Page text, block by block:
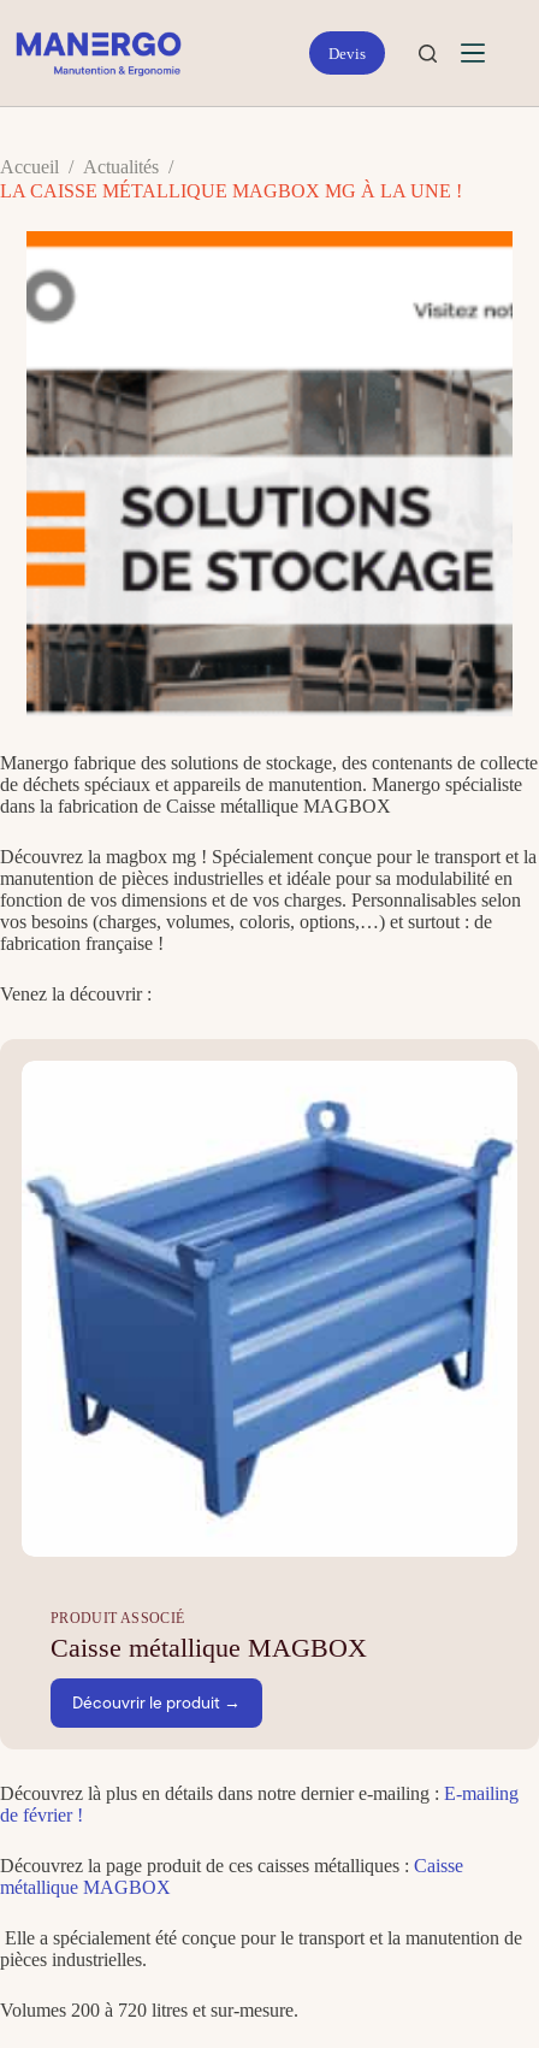
au
contenu
Accueil / Actualités /
LA CAISSE MÉTALLIQUE MAGBOX MG À LA UNE !
Manergo fabrique des solutions de stockage, des contenants de collecte
de déchets spéciaux et appareils de manutention. Manergo spécialiste
dans la fabrication de Caisse métallique MAGBOX
Découvrez la magbox mg ! Spécialement conçue pour le transport et la
manutention de pièces industrielles et idéale pour sa modulabilité en
fonction de vos dimensions et de vos charges. Personnalisables selon
vos besoins (charges, volumes, coloris, options,…) et surtout : de
fabrication française !
Venez la découvrir :
PRODUIT ASSOCIÉ
Caisse métallique MAGBOX
Découvrir le produit →
Découvrez là plus en détails dans notre dernier e-mailing : E-mailing
de février !
Découvrez la page produit de ces caisses métalliques : Caisse
métallique MAGBOX
Elle a spécialement été conçue pour le transport et la manutention de
pièces industrielles.
Volumes 200 à 720 litres et sur-mesure.